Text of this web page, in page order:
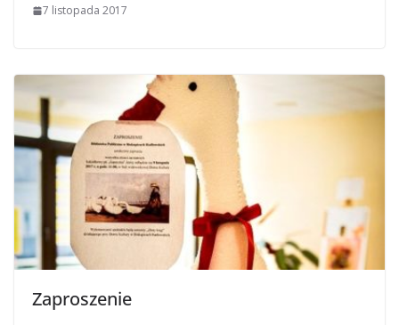
7 listopada 2017
Zaproszenie